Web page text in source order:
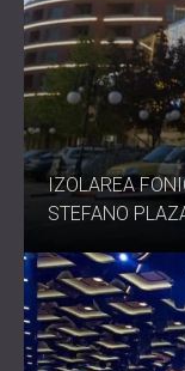
IZOLAREA
STEFANO